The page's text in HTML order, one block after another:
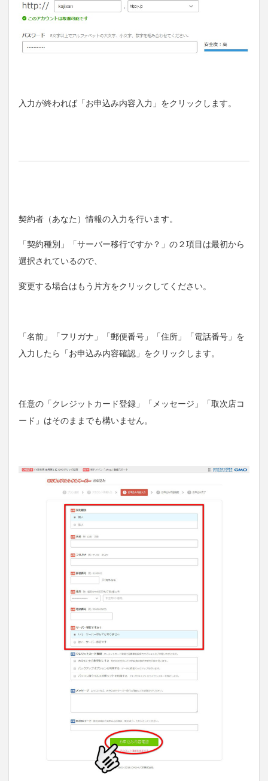
入力が終われば「お申込み内容入力」をクリックします。
契約者（あなた）情報の入力を行います。
「契約種別」「サーバー移行ですか？」の２項目は最初から
選択されているので、
変更する場合はもう片方をクリックしてください。
「名前」「フリガナ」「郵便番号」「住所」「電話番号」を
入力したら「お申込み内容確認」をクリックします。
任意の「クレジットカード登録」「メッセージ」「取次店コ
ード」はそのままでも構いません。